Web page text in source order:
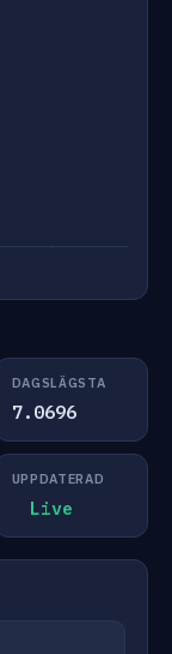
DAGSLÄGSTA
7.0696
UPPDATERAD
Live